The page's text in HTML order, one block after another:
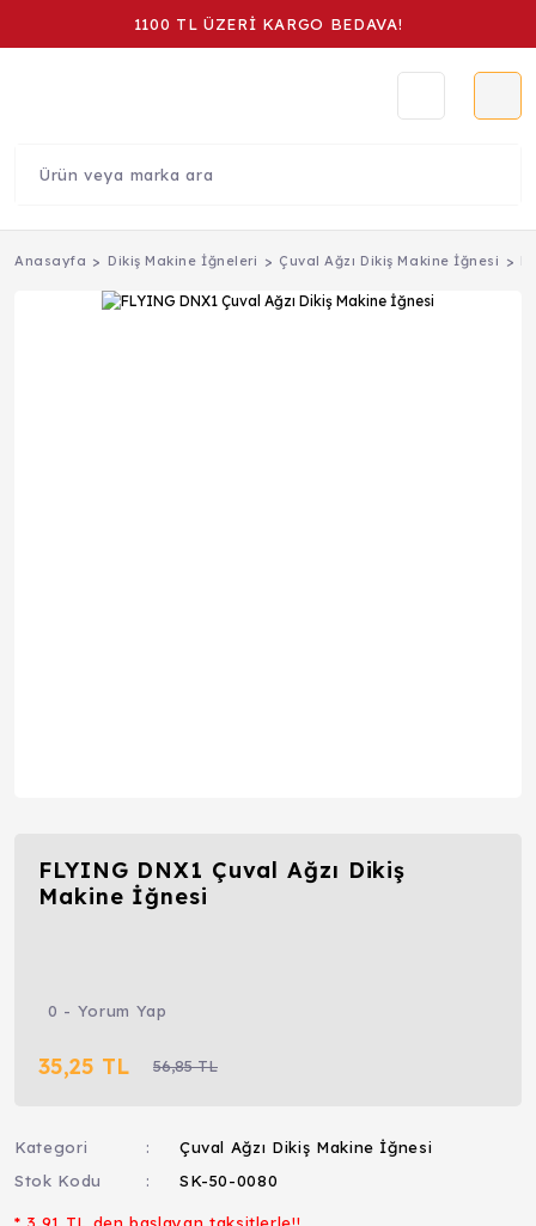
1100 TL ÜZERİ KARGO BEDAVA!
Anasayfa Dikiş Makine İğneleri Çuval Ağzı Dikiş Makine İğnesi
FLYING DNX1 Çuval Ağzı Dikiş
Makine İğnesi
0 - Yorum Yap
35,25 TL 56,85 TL
Kategori
Çuval Ağzı Dikiş Makine İğnesi
Stok Kodu
SK-50-0080